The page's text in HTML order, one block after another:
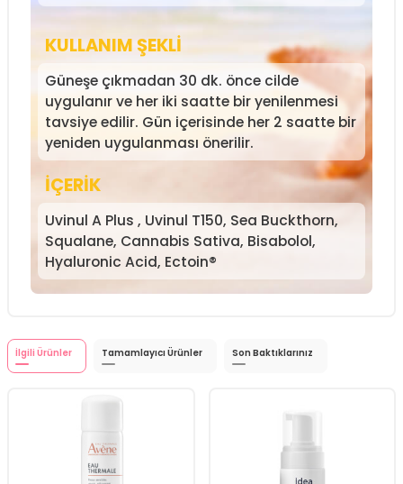
KULLANIM ŞEKLİ
Güneşe çıkmadan 30 dk. önce cilde
uygulanır ve her iki saatte bir yenilenmesi
tavsiye edilir. Gün içerisinde her 2 saatte bir
yeniden uygulanması önerilir.
İÇERİK
Uvinul A Plus , Uvinul T150, Sea Buckthorn,
Squalane, Cannabis Sativa, Bisabolol,
Hyaluronic Acid, Ectoin®
İlgili Ürünler Tamamlayıcı Ürünler Son Baktıklarınız